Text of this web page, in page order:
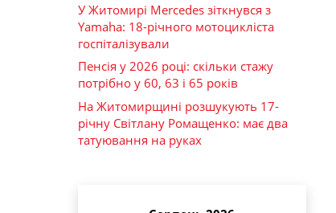
У Житомирі Mercedes зіткнувся з
Yamaha: 18-річного мотоцикліста
госпіталізували
Пенсія у 2026 році: скільки стажу
потрібно у 60, 63 і 65 років
На Житомирщині розшукують 17-
річну Світлану Ромащенко: має два
татуювання на руках